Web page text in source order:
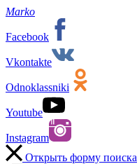
Marko
Facebook
Vkontakte
Odnoklassniki
Youtube
Instagram
Открыть форму поиска